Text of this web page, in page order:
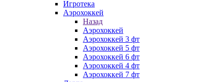
Игротека
Аэрохоккей
Назад
Аэрохоккей
Аэрохоккей 3 фт
Аэрохоккей 5 фт
Аэрохоккей 6 фт
Аэрохоккей 4 фт
Аэрохоккей 7 фт